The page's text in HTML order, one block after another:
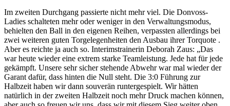
Im zweiten Durchgang passierte nicht mehr viel. Die Donvoss-
Ladies schalteten mehr oder weniger in den Verwaltungsmodus,
behielten den Ball in den eigenen Reihen, verpassten allerdings bei
zwei weiteren guten Torgelegenheiten den Ausbau ihrer Torquote .
Aber es reichte ja auch so. Interimstrainerin Deborah Zaus: „Das
war heute wieder eine extrem starke Teamleistung. Jede hat für jede
gekämpft. Unsere sehr sicher stehende Abwehr war mal wieder der
Garant dafür, dass hinten die Null steht. Die 3:0 Führung zur
Halbzeit haben wir dann souverän runtergespielt. Wir hätten
natürlich in der zweiten Halbzeit noch mehr Druck machen können,